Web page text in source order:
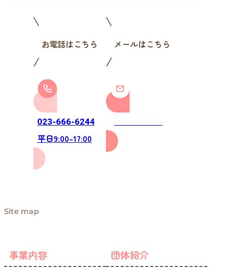
お電話はこちら
023-666-6244
平日9:00-17:00
メールはこちら
Site map
事業内容 団体紹介